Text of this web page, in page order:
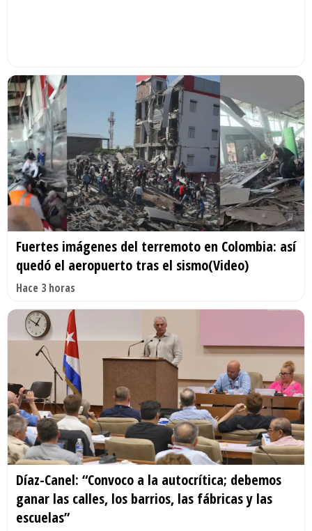
Fuertes imágenes del terremoto en Colombia: así
quedó el aeropuerto tras el sismo(Video)
Hace 3 horas
Díaz-Canel: “Convoco a la autocrítica; debemos
ganar las calles, los barrios, las fábricas y las
escuelas”